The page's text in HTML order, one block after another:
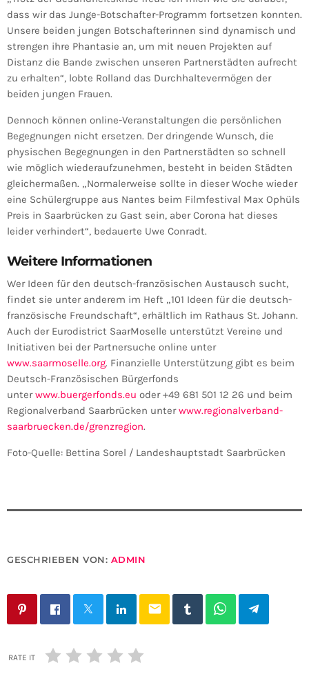
dass wir das Junge-Botschafter-Programm fortsetzen konnten.
Unsere beiden jungen Botschafterinnen sind dynamisch und
strengen ihre Phantasie an, um mit neuen Projekten auf
Distanz die Bande zwischen unseren Partnerstädten aufrecht
zu erhalten“, lobte Rolland das Durchhaltevermögen der
beiden jungen Frauen.
Dennoch können online-Veranstaltungen die persönlichen
Begegnungen nicht ersetzen. Der dringende Wunsch, die
physischen Begegnungen in den Partnerstädten so schnell
wie möglich wiederaufzunehmen, besteht in beiden Städten
gleichermaßen. „Normalerweise sollte in dieser Woche wieder
eine Schülergruppe aus Nantes beim Filmfestival Max Ophüls
Preis in Saarbrücken zu Gast sein, aber Corona hat dieses
leider verhindert“, bedauerte Uwe Conradt.
Weitere Informationen
Wer Ideen für den deutsch-französischen Austausch sucht,
findet sie unter anderem im Heft „101 Ideen für die deutsch-
französische Freundschaft“, erhältlich im Rathaus St. Johann.
Auch der Eurodistrict SaarMoselle unterstützt Vereine und
Initiativen bei der Partnersuche online unter
www.saarmoselle.org. Finanzielle Unterstützung gibt es beim
Deutsch-Französischen Bürgerfonds
unterwww.buergerfonds.eu oder +49 681 501 12 26 und beim
Regionalverband Saarbrücken unterwww.regionalverband-
saarbruecken.de/grenzregion.
Foto-Quelle: Bettina Sorel / Landeshauptstadt Saarbrücken
GESCHRIEBEN VON: ADMIN
email
RATE IT